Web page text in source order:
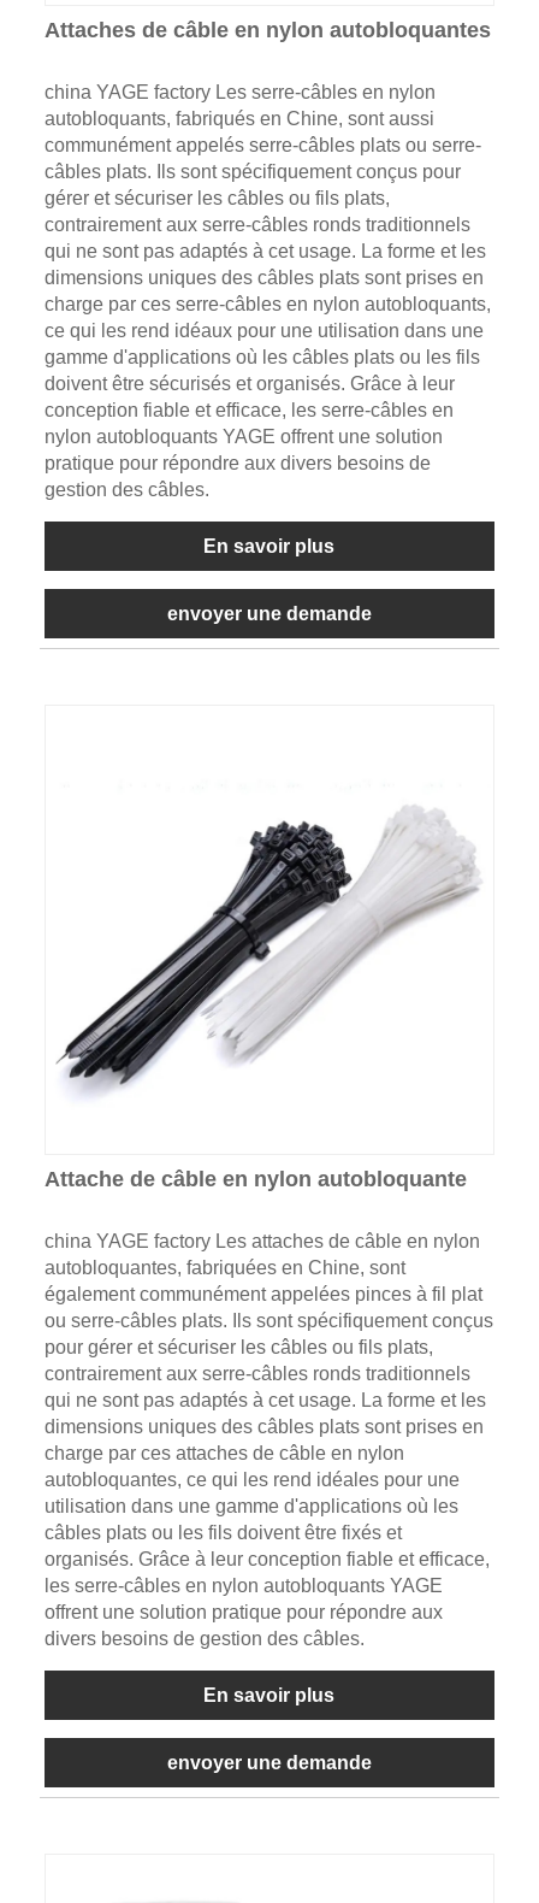
Attaches de câble en nylon autobloquantes
china YAGE factory Les serre-câbles en nylon
autobloquants, fabriqués en Chine, sont aussi
communément appelés serre-câbles plats ou serre-
câbles plats. Ils sont spécifiquement conçus pour
gérer et sécuriser les câbles ou fils plats,
contrairement aux serre-câbles ronds traditionnels
qui ne sont pas adaptés à cet usage. La forme et les
dimensions uniques des câbles plats sont prises en
charge par ces serre-câbles en nylon autobloquants,
ce qui les rend idéaux pour une utilisation dans une
gamme d'applications où les câbles plats ou les fils
doivent être sécurisés et organisés. Grâce à leur
conception fiable et efficace, les serre-câbles en
nylon autobloquants YAGE offrent une solution
pratique pour répondre aux divers besoins de
gestion des câbles.
En savoir plus
envoyer une demande
Attache de câble en nylon autobloquante
china YAGE factory Les attaches de câble en nylon
autobloquantes, fabriquées en Chine, sont
également communément appelées pinces à fil plat
ou serre-câbles plats. Ils sont spécifiquement conçus
pour gérer et sécuriser les câbles ou fils plats,
contrairement aux serre-câbles ronds traditionnels
qui ne sont pas adaptés à cet usage. La forme et les
dimensions uniques des câbles plats sont prises en
charge par ces attaches de câble en nylon
autobloquantes, ce qui les rend idéales pour une
utilisation dans une gamme d'applications où les
câbles plats ou les fils doivent être fixés et
organisés. Grâce à leur conception fiable et efficace,
les serre-câbles en nylon autobloquants YAGE
offrent une solution pratique pour répondre aux
divers besoins de gestion des câbles.
En savoir plus
envoyer une demande